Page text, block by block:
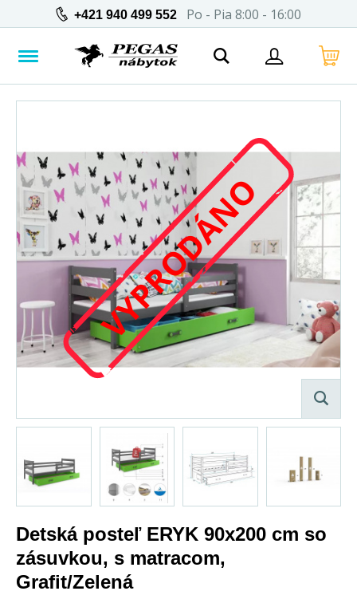
+421 940 499 552 Po - Pia 8:00 - 16:00
VYPRODÁNO
Detská posteľ ERYK 90x200 cm so
zásuvkou, s matracom,
Grafit/Zelená